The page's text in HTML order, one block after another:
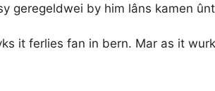
geregeldwei by him lâns kamen
it ferlies fan in bern. Mar as it